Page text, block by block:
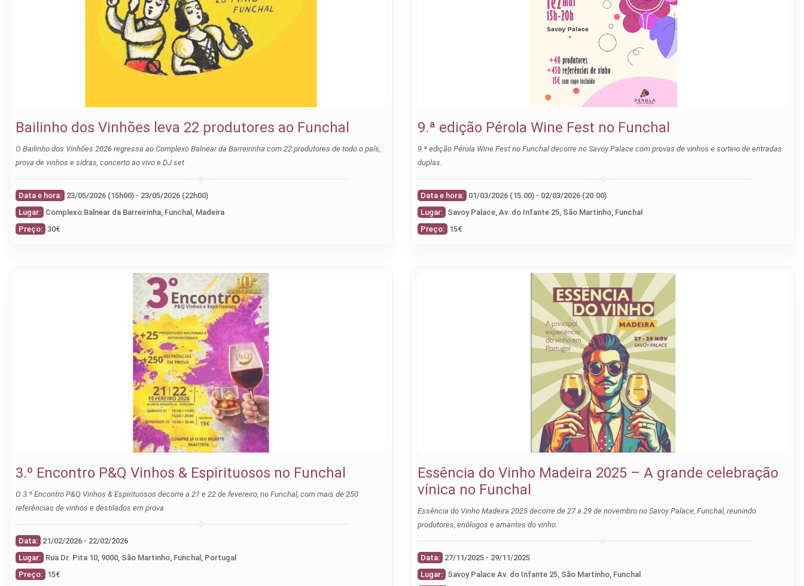
Bailinho dos Vinhões leva 22 produtores ao Funchal
O Bailinho dos Vinhões 2026 regressa ao Complexo Balnear da Barreirinha com 22 produtores de todo o país,
prova de vinhos e sidras, concerto ao vivo e DJ set
Data e hora:
23/05/2026 (15h00) - 23/05/2026 (22h00)
Lugar: Complexo Balnear da Barreirinha, Funchal, Madeira
Preço: 30€
9.ª edição Pérola Wine Fest no Funchal
9.ª edição Pérola Wine Fest no Funchal decorre no Savoy Palace com provas de vinhos e sorteio de entradas
duplas.
Data e hora:
01/03/2026 (15.00) - 02/03/2026 (20.00)
Lugar: Savoy Palace, Av. do Infante 25, São Martinho, Funchal
Preço: 15€
3.º Encontro P&Q Vinhos & Espirituosos no Funchal
O 3.º Encontro P&Q Vinhos & Espirituosos decorre a 21 e 22 de fevereiro, no Funchal, com mais de 250
referências de vinhos e destilados em prova.
Data:
21/02/2026 - 22/02/2026
Lugar: Rua Dr. Pita 10, 9000, São Martinho, Funchal, Portugal
Preço: 15€
Essência do Vinho Madeira 2025 – A grande celebração
vínica no Funchal
Essência do Vinho Madeira 2025 decorre de 27 a 29 de novembro no Savoy Palace, Funchal, reunindo
produtores, enólogos e amantes do vinho.
Data:
27/11/2025 - 29/11/2025
Lugar: Savoy Palace Av. do Infante 25, São Martinho, Funchal